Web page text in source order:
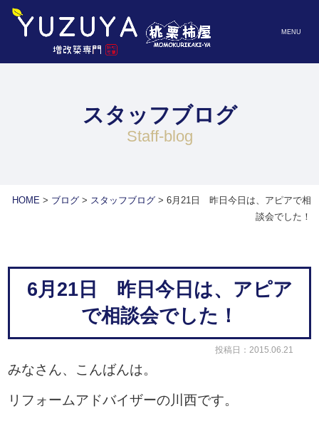
MENU
スタッフブログ
staff-blog
HOME> ブログ> スタッフブログ> 6月21日 昨日今日は、アピアで相
談会でした！
6月21日 昨日今日は、アピア
で相談会でした！
投稿日：2015.06.21
みなさん、こんばんは。
リフォームアドバイザーの川西です。